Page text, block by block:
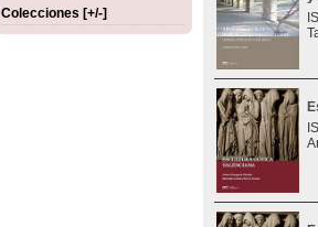
Colecciones [+/-]